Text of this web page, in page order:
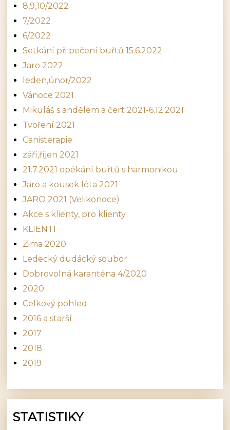
8,9,10/2022
7/2022
6/2022
Setkání při pečení buřtů 15.6.2022
Jaro 2022
leden,únor/2022
Vánoce 2021
Mikuláš s andělem a čert 2021-6.12.2021
Tvoření 2021
Canisterapie
září,říjen 2021
21.7.2021 opékání buřtů s harmonikou
Jaro a kousek léta 2021
JARO 2021 (Velikonoce)
Akce s klienty, pro klienty
KLIENTI
Zima 2020
Ledecký dudácký soubor
Dobrovolná karanténa 4/2020
2020
Celkový pohled
2016 a starší
2017
2018
2019
STATISTIKY